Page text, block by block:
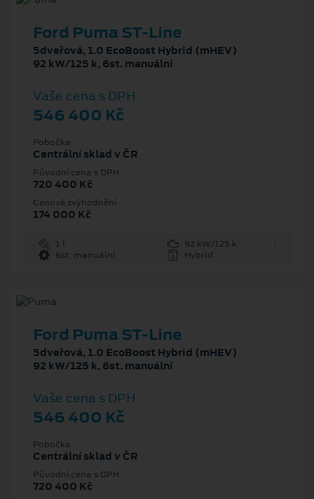
Ford Puma ST-Line
5dveřová, 1.0 EcoBoost Hybrid (mHEV)
92 kW/125 k, 6st. manuální
Vaše cena s DPH
546 400 Kč
Pobočka
Centrální sklad v ČR
Původní cena s DPH
720 400 Kč
Cenové zvýhodnění
174 000 Kč
1 l
92 kW/125 k
6st. manuální
Hybrid
Ford Puma ST-Line
5dveřová, 1.0 EcoBoost Hybrid (mHEV)
92 kW/125 k, 6st. manuální
Vaše cena s DPH
546 400 Kč
Pobočka
Centrální sklad v ČR
Původní cena s DPH
720 400 Kč